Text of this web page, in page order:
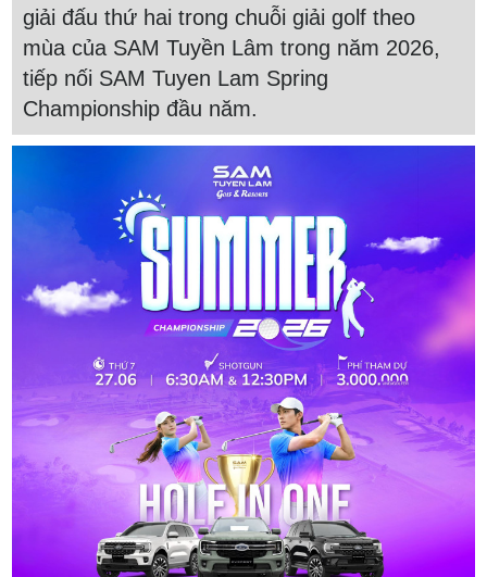
giải đấu thứ hai trong chuỗi giải golf theo
mùa của SAM Tuyền Lâm trong năm 2026,
tiếp nối SAM Tuyen Lam Spring
Championship đầu năm.